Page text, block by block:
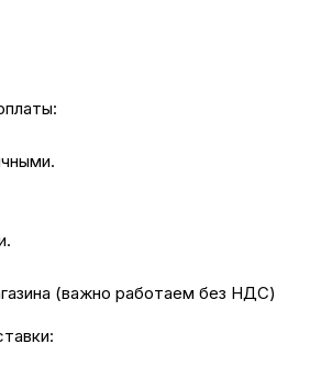
(важно работаем без НДС)